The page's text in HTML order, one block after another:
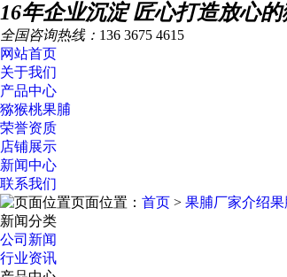
16年企业沉淀 匠心打造放心
全国咨询热线： 136 3675 4615
网站首页
关于我们
产品中心
猕猴桃果脯
荣誉资质
店铺展示
新闻中心
联系我们
页面位置： 首页 > 果脯厂家介绍
新闻分类
公司新闻
行业资讯